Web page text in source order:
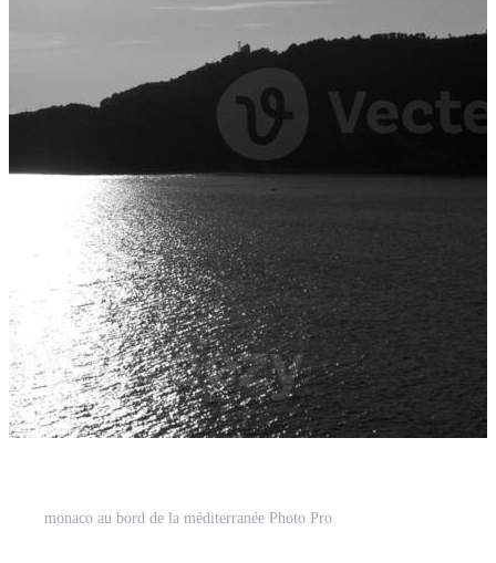
monaco au bord de la méditerranée Photo Pro